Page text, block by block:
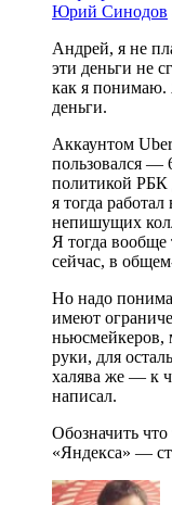
Юрий Синодов
Андрей, я не
эти деньги не
как я понимаю.
деньги.
Аккаунтом
пользовался —
политикой РБК
я тогда
непишущих
Я тогда вообще
сейчас, в
Но надо
имеют
ньюсмейкеров,
руки, для
халява же — к
написал.
Обозначить
«Яндекса» —